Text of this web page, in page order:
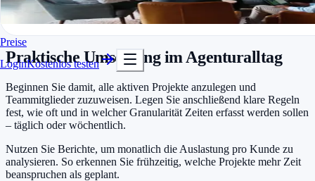
In Minuten startklar
Kostenlos testen
Preise
LoginKostenlos testen
direkt Kundenprojekten zuzuordnen und Budgets im Auge zu
behalten.
Praktische Umsetzung im Agenturalltag
Beginnen Sie damit, alle aktiven Projekte anzulegen und
Teammitglieder zuzuweisen. Legen Sie anschließend klare Regeln
fest, wie oft und in welcher Granularität Zeiten erfasst werden sollen
– täglich oder wöchentlich.
Nutzen Sie Berichte, um monatlich die Auslastung pro Kunde zu
analysieren. So erkennen Sie frühzeitig, welche Projekte mehr Zeit
beanspruchen als geplant.